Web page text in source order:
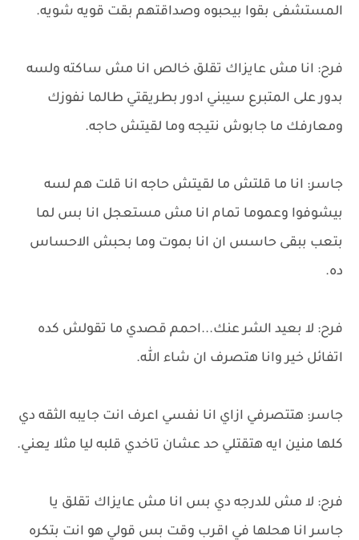
المستشفى بقوا بيحبوه وصداقتهم بقت قويه شويه.
فرح: انا مش عايزاك تقلق خالص انا مش ساكته ولسه
بدور على المتبرع سيبني ادور بطريقتي طالما نفوزك
ومعارفك ما جابوش نتيجه وما لقيتش حاجه.
جاسر: انا ما قلتش ما لقيتش حاجه انا قلت هم لسه
بيشوفوا وعموما تمام انا مش مستعجل انا بس لما
بتعب ببقى حاسس ان انا بموت وما بحبش الاحساس
ده.
فرح: لا بعيد الشر عنك...احمم قصدي ما تقولش كده
اتفائل خير وانا هتصرف ان شاء الله.
جاسر: هتتصرفي ازاي انا نفسي اعرف انت جايبه الثقه دي
كلها منين ايه هتقتلي حد عشان تاخدي قلبه ليا مثلا يعني.
فرح: لا مش للدرجه دي بس انا مش عايزاك تقلق يا
جاسر انا هحلها في اقرب وقت بس قولي هو انت بتكره